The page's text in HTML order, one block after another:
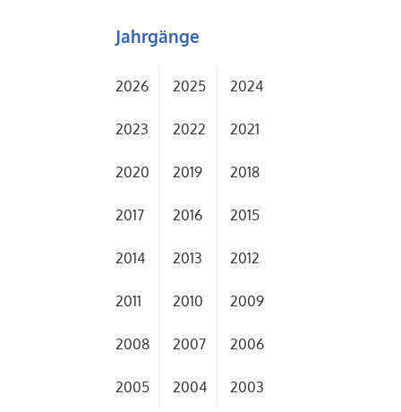
Jahrgänge
2026 2025 2024
2023 2022 2021
2020 2019 2018
2017 2016 2015
2014 2013 2012
2011 2010 2009
2008 2007 2006
2005 2004 2003